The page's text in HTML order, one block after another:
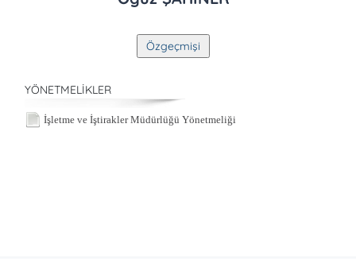
YÖNETMELİKLER
İşletme ve İştirakler Müdürlüğü Yönetmeliği